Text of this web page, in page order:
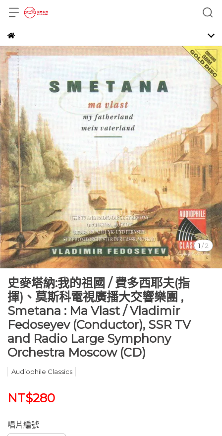
1 /2
史麥塔納:我的祖國 / 費多西耶夫(指
揮)、莫斯科電視廣播大交響樂團 ,
Smetana : Ma Vlast / Vladimir
Fedoseyev (Conductor), SSR TV
and Radio Large Symphony
Orchestra Moscow (CD)
Audiophile Classics
NT$280
唱片編號